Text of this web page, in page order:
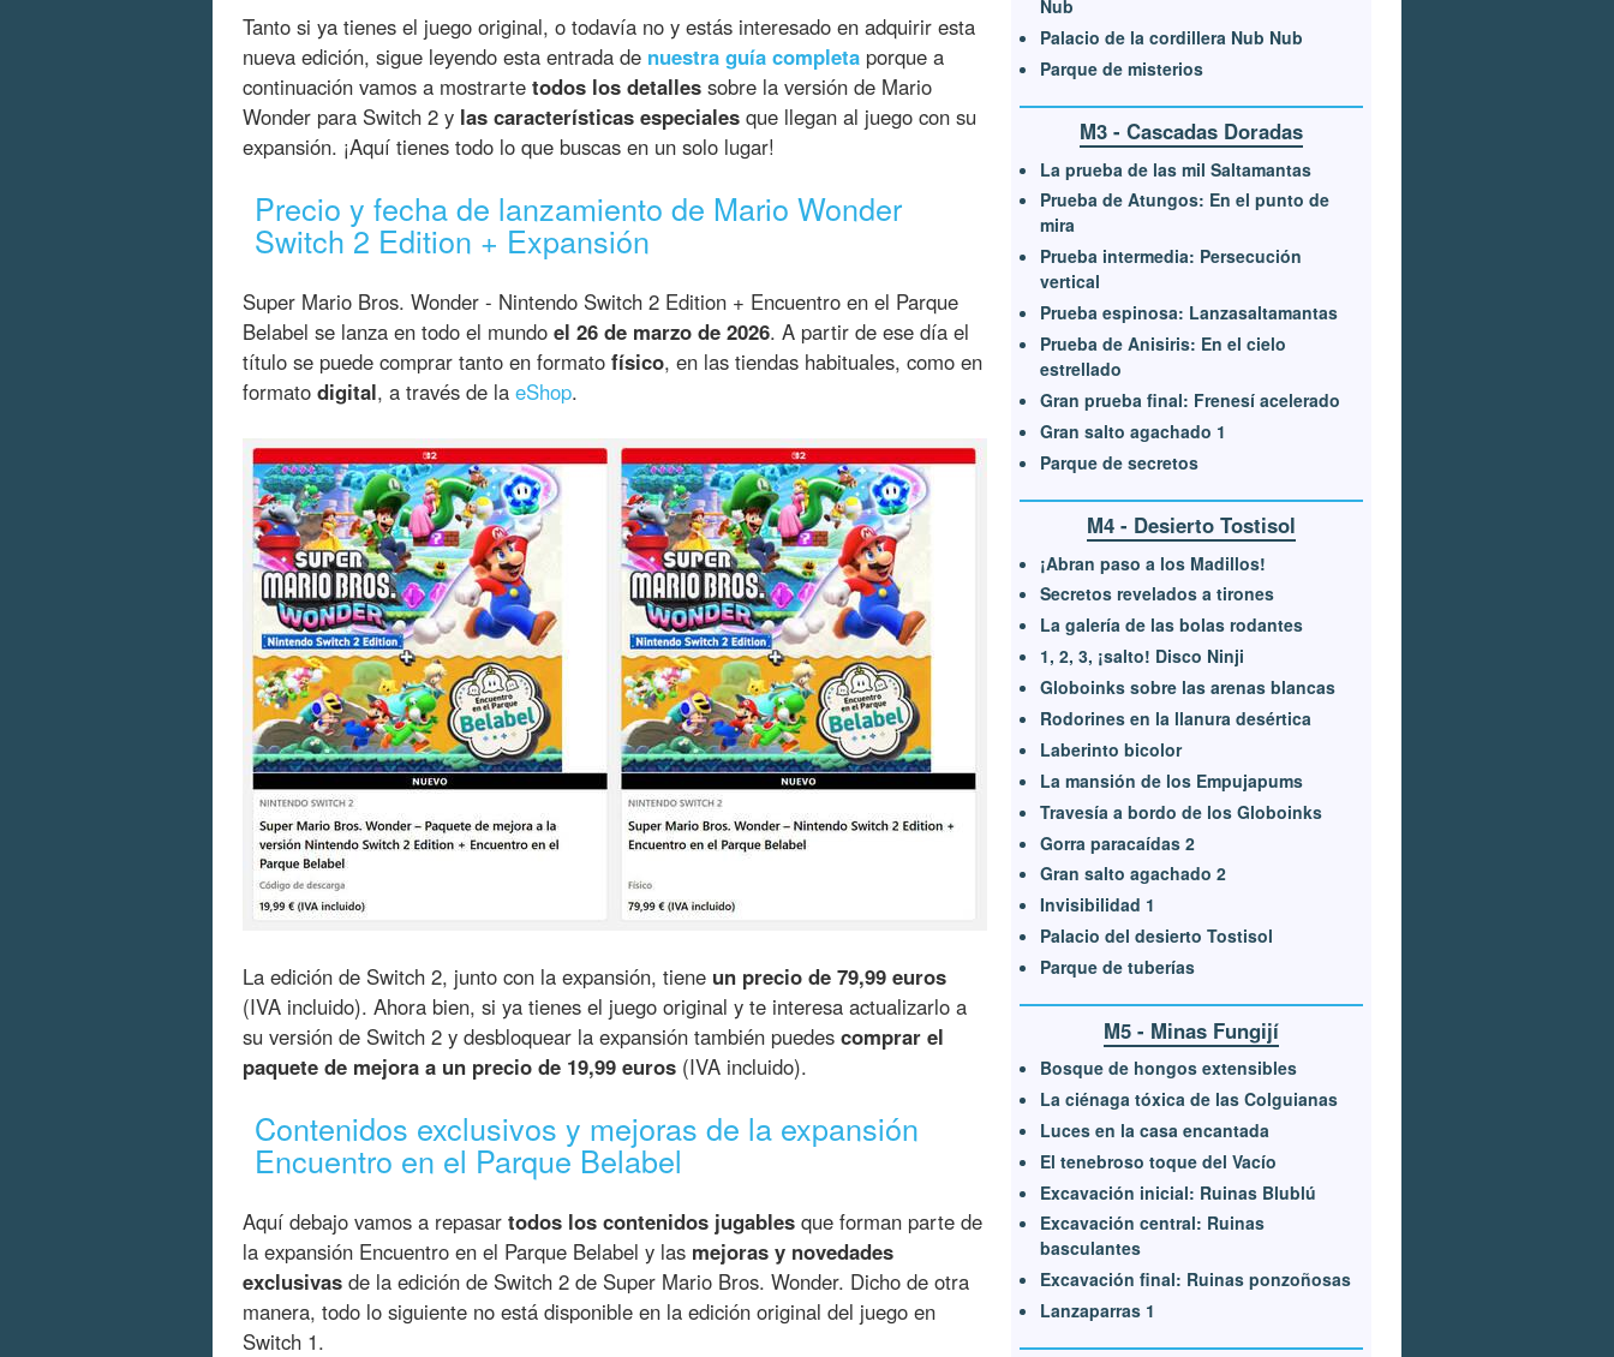
Tanto si ya tienes el juego original, o todavía no y estás interesado en adquirir esta
nueva edición, sigue leyendo esta entrada de nuestra guía completa porque a
continuación vamos a mostrarte todos los detalles sobre la versión de Mario
Wonder para Switch 2 y las características especiales que llegan al juego con su
expansión. ¡Aquí tienes todo lo que buscas en un solo lugar!
Precio y fecha de lanzamiento de Mario Wonder
Switch 2 Edition + Expansión
Super Mario Bros. Wonder - Nintendo Switch 2 Edition + Encuentro en el Parque
Belabel se lanza en todo el mundo el 26 de marzo de 2026. A partir de ese día el
título se puede comprar tanto en formato físico, en las tiendas habituales, como en
formato digital, a través de la eShop.
La edición de Switch 2, junto con la expansión, tiene un precio de 79,99 euros
(IVA incluido). Ahora bien, si ya tienes el juego original y te interesa actualizarlo a
su versión de Switch 2 y desbloquear la expansión también puedes comprar el
paquete de mejora a un precio de 19,99 euros (IVA incluido).
Contenidos exclusivos y mejoras de la expansión
Encuentro en el Parque Belabel
Aquí debajo vamos a repasar todos los contenidos jugables que forman parte de
la expansión Encuentro en el Parque Belabel y las mejoras y novedades
exclusivas de la edición de Switch 2 de Super Mario Bros. Wonder. Dicho de otra
manera, todo lo siguiente no está disponible en la edición original del juego en
Switch 1.
Nub
Palacio de la cordillera Nub Nub
Parque de misterios
M3 - Cascadas Doradas
La prueba de las mil Saltamantas
Prueba de Atungos: En el punto de
mira
Prueba intermedia: Persecución
vertical
Prueba espinosa: Lanzasaltamantas
Prueba de Anisiris: En el cielo
estrellado
Gran prueba final: Frenesí acelerado
Gran salto agachado 1
Parque de secretos
M4 - Desierto Tostisol
¡Abran paso a los Madillos!
Secretos revelados a tirones
La galería de las bolas rodantes
1, 2, 3, ¡salto! Disco Ninji
Globoinks sobre las arenas blancas
Rodorines en la llanura desértica
Laberinto bicolor
La mansión de los Empujapums
Travesía a bordo de los Globoinks
Gorra paracaídas 2
Gran salto agachado 2
Invisibilidad 1
Palacio del desierto Tostisol
Parque de tuberías
M5 - Minas Fungijí
Bosque de hongos extensibles
La ciénaga tóxica de las Colguianas
Luces en la casa encantada
El tenebroso toque del Vacío
Excavación inicial: Ruinas Blublú
Excavación central: Ruinas
basculantes
Excavación final: Ruinas ponzoñosas
Lanzaparras 1